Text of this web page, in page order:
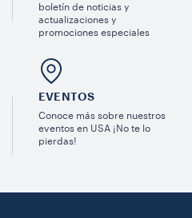
boletín de noticias y
actualizaciones y
promociones especiales
EVENTOS
Conoce más sobre nuestros
eventos en USA ¡No te lo
pierdas!